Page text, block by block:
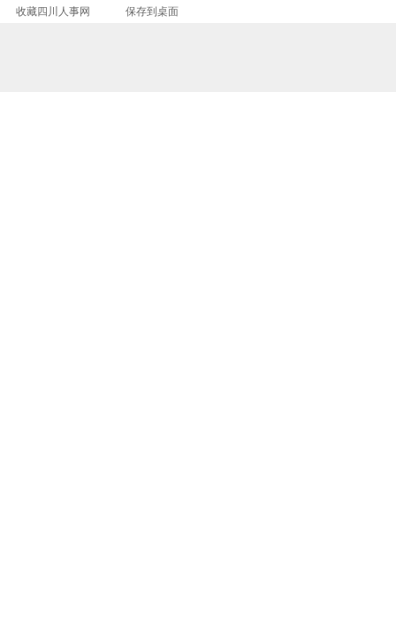
收藏四川人事网 保存到桌面